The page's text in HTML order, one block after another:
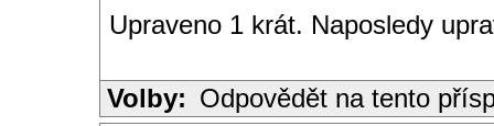
Upraveno 1 krát. Naposledy
Volby: Odpovědět na tento